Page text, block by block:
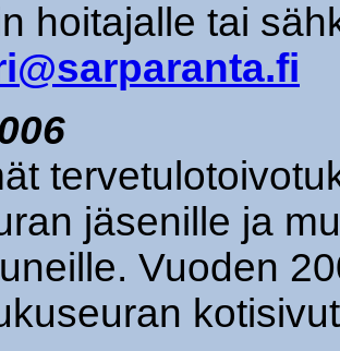
hoitajalle tai
jäsenille ja
Vuoden